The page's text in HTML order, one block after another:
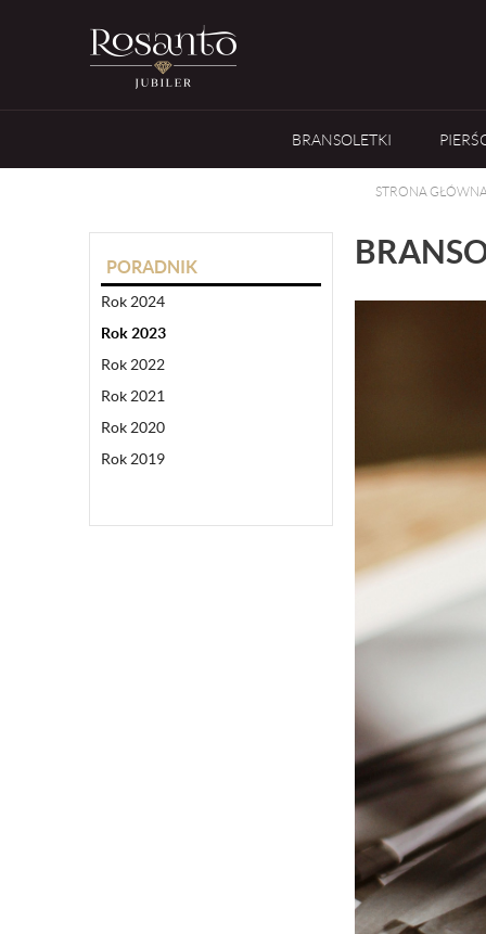
BRANSOLETKI
STRONA GŁÓWNA
PORADNIK
Rok 2024
Rok 2023
Rok 2022
Rok 2021
Rok 2020
Rok 2019